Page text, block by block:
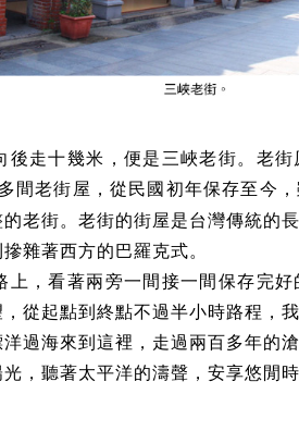
走十幾米，便是三峽老街。老街
多間老街屋，從民國初年保存至今
老街。老街的街屋是台灣傳統的
雜著西方的巴羅克式。
上，看著兩旁一間接一間保存完
從起點到終點不過半小時路程，
過海來到這裡，走過兩百多年的
，聽著太平洋的濤聲，安享悠閒